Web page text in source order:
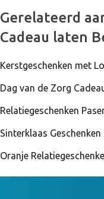
Gerelateerd
Cadeau laten
Kerstgeschenken met
Dag van de Zorg
Relatiegeschenken
Sinterklaas Geschenken
Oranje